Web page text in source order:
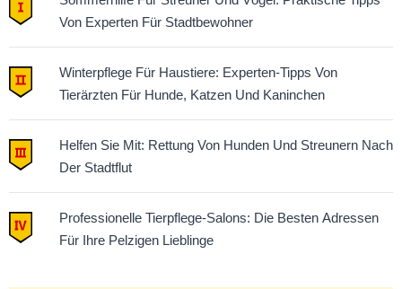
Von Experten Für Stadtbewohner
Winterpflege Für Haustiere: Experten-Tipps Von
Tierärzten Für Hunde, Katzen Und Kaninchen
Helfen Sie Mit: Rettung Von Hunden Und Streunern Nach
Der Stadtflut
Professionelle Tierpflege-Salons: Die Besten Adressen
Für Ihre Pelzigen Lieblinge